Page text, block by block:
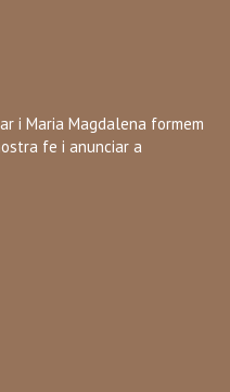
i Maria Magdalena formem
fe i anunciar a